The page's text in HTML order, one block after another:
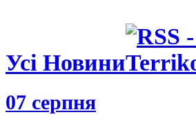
Усі Новини
07 серпня